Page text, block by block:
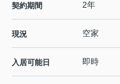
契約期間 2年
現況 空家
入居可能日 即時